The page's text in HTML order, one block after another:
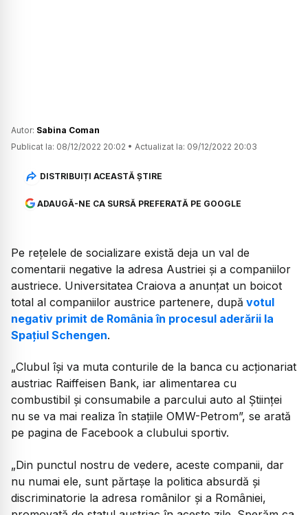
Autor: Sabina Coman
Publicat la: 08/12/2022 20:02 • Actualizat la: 09/12/2022 20:03
DISTRIBUIȚI ACEASTĂ ȘTIRE
ADAUGĂ-NE CA SURSĂ PREFERATĂ PE GOOGLE
Pe rețelele de socializare există deja un val de
comentarii negative la adresa Austriei și a companiilor
austriece. Universitatea Craiova a anunțat un boicot
total al companiilor austrice partenere, după votul
negativ primit de România în procesul aderării la
Spațiul Schengen.
„Clubul își va muta conturile de la banca cu acționariat
austriac Raiffeisen Bank, iar alimentarea cu
combustibil și consumabile a parcului auto al Științei
nu se va mai realiza în stațiile OMW-Petrom”, se arată
pe pagina de Facebook a clubului sportiv.
„Din punctul nostru de vedere, aceste companii, dar
nu numai ele, sunt părtașe la politica absurdă și
discriminatorie la adresa românilor și a României,